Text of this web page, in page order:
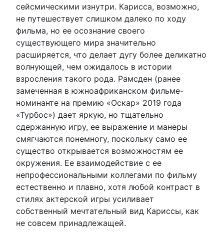
сейсмическими изнутри. Карисса, возможно,
не путешествует слишком далеко по ходу
фильма, но ее осознание своего
существующего мира значительно
расширяется, что делает дугу более деликатно
волнующей, чем ожидалось в истории
взросления такого рода. Рамсден (ранее
замеченная в южноафриканском фильме-
номинанте на премию «Оскар» 2019 года
«Турбос») дает яркую, но тщательно
сдержанную игру, ее выражение и манеры
смягчаются понемногу, поскольку само ее
существо открывается возможностям ее
окружения. Ее взаимодействие с ее
непрофессиональными коллегами по фильму
естественно и плавно, хотя любой контраст в
стилях актерской игры усиливает
собственный мечтательный вид Кариссы, как
не совсем принадлежащей.